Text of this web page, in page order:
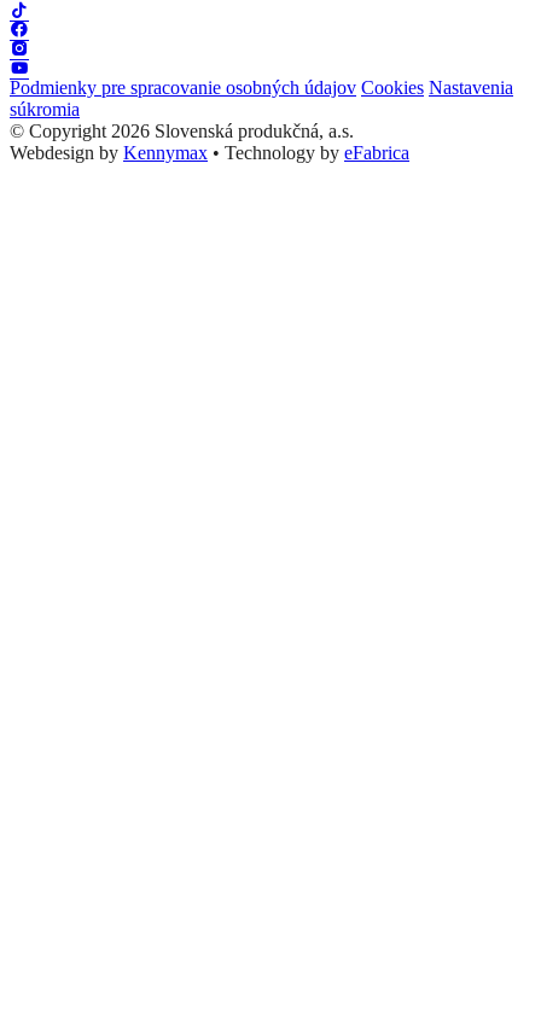
Podmienky pre spracovanie osobných údajov Cookies Nastavenia
súkromia
© Copyright 2026 Slovenská produkčná, a.s.
Webdesign by Kennymax • Technology by eFabrica